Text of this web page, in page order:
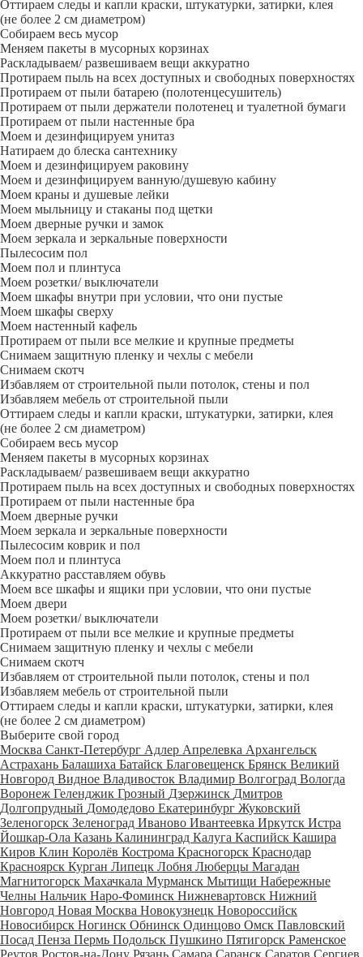
Оттираем следы и капли краски, штукатурки, затирки, клея
(не более 2 см диаметром)
Собираем весь мусор
Меняем пакеты в мусорных корзинах
Раскладываем/ развешиваем вещи аккуратно
Протираем пыль на всех доступных и свободных поверхностях
Протираем от пыли батарею (полотенцесушитель)
Протираем от пыли держатели полотенец и туалетной бумаги
Протираем от пыли настенные бра
Моем и дезинфицируем унитаз
Натираем до блеска сантехнику
Моем и дезинфицируем раковину
Моем и дезинфицируем ванную/душевую кабину
Моем краны и душевые лейки
Моем мыльницу и стаканы под щетки
Моем дверные ручки и замок
Моем зеркала и зеркальные поверхности
Пылесосим пол
Моем пол и плинтуса
Моем розетки/ выключатели
Моем шкафы внутри при условии, что они пустые
Моем шкафы сверху
Моем настенный кафель
Протираем от пыли все мелкие и крупные предметы
Снимаем защитную пленку и чехлы с мебели
Снимаем скотч
Избавляем от строительной пыли потолок, стены и пол
Избавляем мебель от строительной пыли
Оттираем следы и капли краски, штукатурки, затирки, клея
(не более 2 см диаметром)
Собираем весь мусор
Меняем пакеты в мусорных корзинах
Раскладываем/ развешиваем вещи аккуратно
Протираем пыль на всех доступных и свободных поверхностях
Протираем от пыли настенные бра
Моем дверные ручки
Моем зеркала и зеркальные поверхности
Пылесосим коврик и пол
Моем пол и плинтуса
Аккуратно расставляем обувь
Моем все шкафы и ящики при условии, что они пустые
Моем двери
Моем розетки/ выключатели
Протираем от пыли все мелкие и крупные предметы
Снимаем защитную пленку и чехлы с мебели
Снимаем скотч
Избавляем от строительной пыли потолок, стены и пол
Избавляем мебель от строительной пыли
Оттираем следы и капли краски, штукатурки, затирки, клея
(не более 2 см диаметром)
Выберите свой город
Москва Санкт-Петербург Адлер Апрелевка Архангельск
Астрахань Балашиха Батайск Благовещенск Брянск Великий
Новгород Видное Владивосток Владимир Волгоград Вологда
Воронеж Геленджик Грозный Дзержинск Дмитров
Долгопрудный Домодедово Екатеринбург Жуковский
Зеленогорск Зеленоград Иваново Ивантеевка Иркутск Истра
Йошкар-Ола Казань Калининград Калуга Каспийск Кашира
Киров Клин Королёв Кострома Красногорск Краснодар
Красноярск Курган Липецк Лобня Люберцы Магадан
Магнитогорск Махачкала Мурманск Мытищи Набережные
Челны Нальчик Наро-Фоминск Нижневартовск Нижний
Новгород Новая Москва Новокузнецк Новороссийск
Новосибирск Ногинск Обнинск Одинцово Омск Павловский
Посад Пенза Пермь Подольск Пушкино Пятигорск Раменское
Реутов Ростов-на-Дону Рязань Самара Саранск Саратов Сергиев